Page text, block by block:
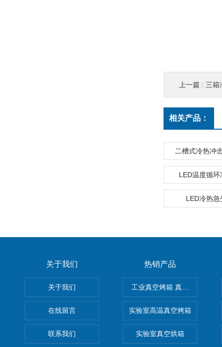
上一篇 : 三箱
相关产品：
二槽式冷热冲
LED温度循
LED冷热急
关于我们
关于我们
在线留言
联系我们
热销产品
工业真空烤箱 真空烘箱
实验室高温真空烤箱
实验室真空烘箱